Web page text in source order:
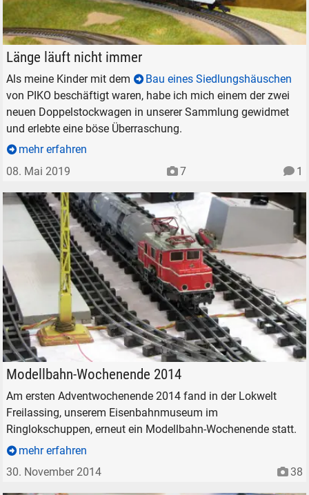
Wagen zu lang, Kurve zu eng
Länge läuft nicht immer
Als meine Kinder mit dem
Bau eines Siedlungshäuschen
von PIKO beschäftigt waren, habe ich mich einem der zwei
neuen Doppelstockwagen in unserer Sammlung gewidmet
und erlebte eine böse Überraschung.
mehr erfahren
08. Mai 2019
7 1
Historische Modelleisenbahn, Dreileiter.
Modellbahn-Wochenende 2014
Am ersten Adventwochenende 2014 fand in der Lokwelt
Freilassing, unserem Eisenbahnmuseum im
Ringlokschuppen, erneut ein Modellbahn-Wochenende statt.
mehr erfahren
30. November 2014
38
SUCHEN
Durchsuchen
Suche ...
suchen Abbrechen